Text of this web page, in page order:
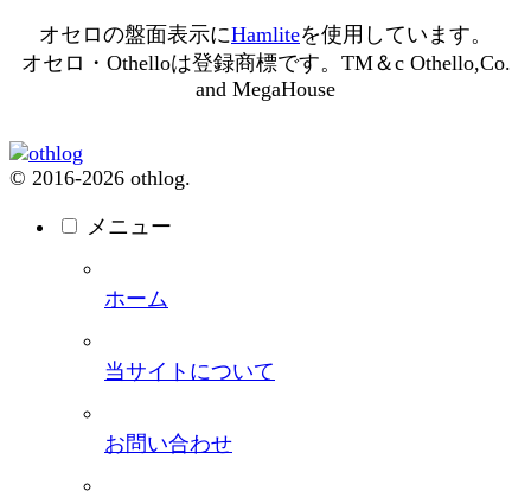
オセロの盤面表示にHamliteを使用しています。
オセロ・Othelloは登録商標です。TM＆c Othello,Co.
and MegaHouse
© 2016-2026 othlog.
メニュー
ホーム
当サイトについて
お問い合わせ